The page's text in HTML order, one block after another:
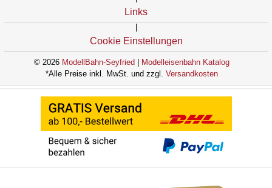
Links
Cookie Einstellungen
© 2026 ModellBahn-Seyfried
Modelleisenbahn Katalog
*Alle Preise inkl. MwSt. und zzgl. Versandkosten